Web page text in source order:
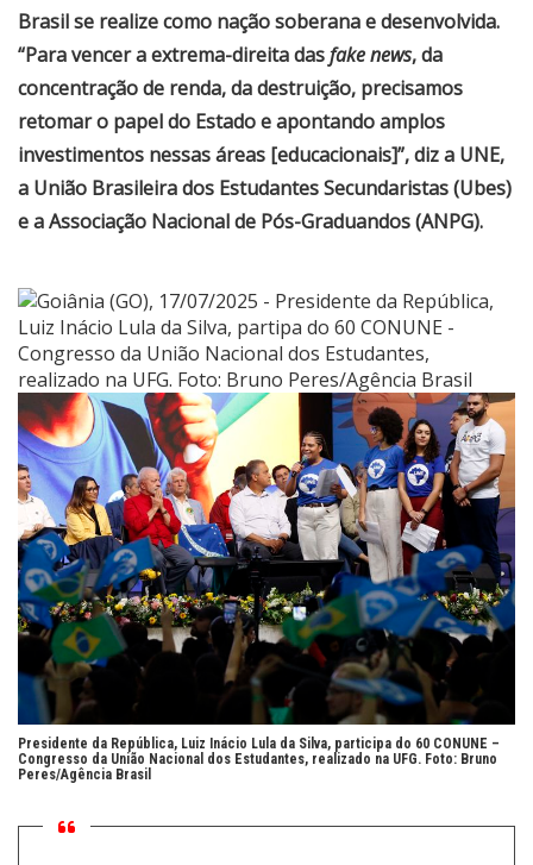
Brasil se realize como nação soberana e desenvolvida.
“Para vencer a extrema-direita dasfake news, da
concentração de renda, da destruição, precisamos
retomar o papel do Estado e apontando amplos
investimentos nessas áreas [educacionais]”, diz a UNE,
a União Brasileira dos Estudantes Secundaristas (Ubes)
e a Associação Nacional de Pós-Graduandos (ANPG).
Presidente da República, Luiz Inácio Lula da Silva, participa do 60 CONUNE –
Congresso da União Nacional dos Estudantes, realizado na UFG. Foto: Bruno
Peres/Agência Brasil